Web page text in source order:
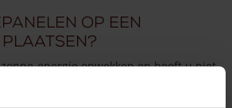
op een
energie opwekken en heeft u niet
mogelijkheid om uw dak daarvoor te
kiezen om uw zonnepanelen op een